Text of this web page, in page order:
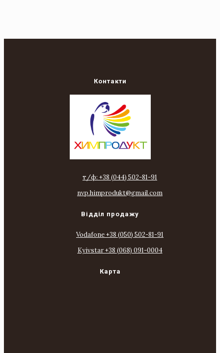
Контакти
т/ф: +38 (044) 502-81-91
nvp.himprodukt@gmail.com
Відділ продажу
Vodafone +38 (050) 502-81-91
Kyivstar +38 (068) 091-0004
Карта